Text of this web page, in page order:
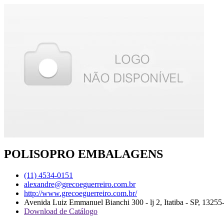
POLISOPRO EMBALAGENS
(11) 4534-0151
alexandre@grecoeguerreiro.com.br
http://www.grecoeguerreiro.com.br/
Avenida Luiz Emmanuel Bianchi 300 - lj 2, Itatiba - SP,
Download de Catálogo